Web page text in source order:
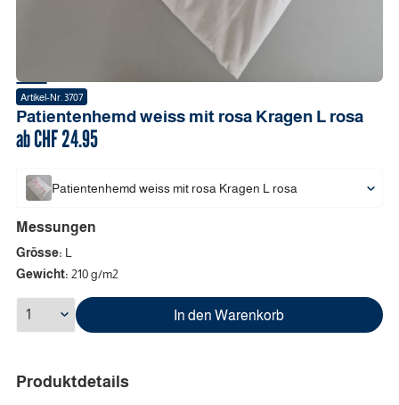
Artikel-Nr. 3707
Patientenhemd weiss mit rosa Kragen L rosa
ab CHF24.95
Patientenhemd weiss mit rosa Kragen L rosa
Messungen
Grösse: L
Gewicht: 210 g/m2
In den Warenkorb
Produktdetails